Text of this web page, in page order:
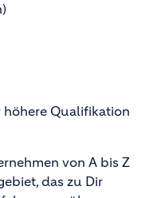
Qualifikation
von A bis Z
das zu Dir